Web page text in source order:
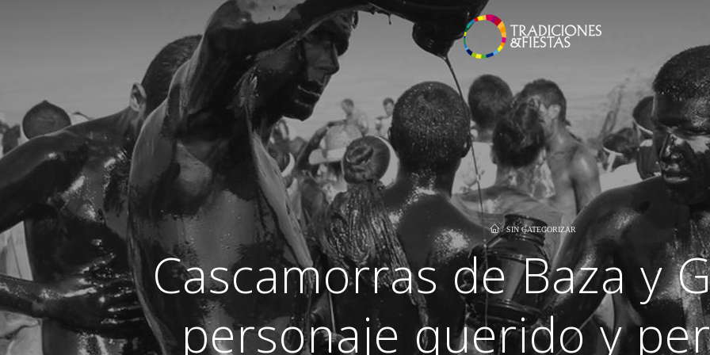
/SIN CATEGORIZAR
Cascamorras de Baza y
personaje querido y